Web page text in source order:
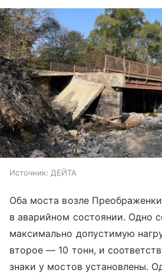
Источник: ДЕЙТА
Оба моста возле
в аварийном состоянии. Одно
максимально допустимую
второе — 10 тонн, и
знаки у мостов установлены.